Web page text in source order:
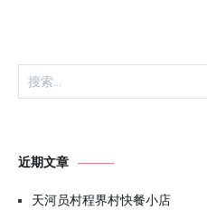
搜
索：
近期文章
天河员村程界村快餐小店